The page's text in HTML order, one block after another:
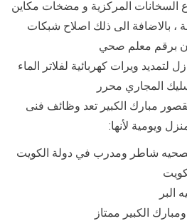
السخانات المركزية و مضخات مكاين
، بالاضافة الى ذلك اصلاح شبكات
برقم معلم صحي
لتمديد ويرات كهربائية لفلاتر الماء
المجاري محرر
مبارك الكبير تعد وظائف فنى
ويومية لأنها:
شاطر ومدرب في دولة الكويت
الكبير ممتاز